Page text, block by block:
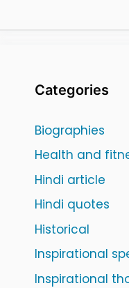
Categories
Biographies
Health and
Hindi article
Hindi quotes
Historical
Inspirational
Inspirational